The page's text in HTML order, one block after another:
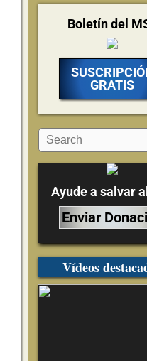
Boletín del
GRATIS
Ayude a salvar
Enviar
Vídeos